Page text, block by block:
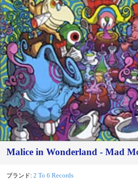
Malice in Wonderland - Mad
ブランド: 2 To 6 Records